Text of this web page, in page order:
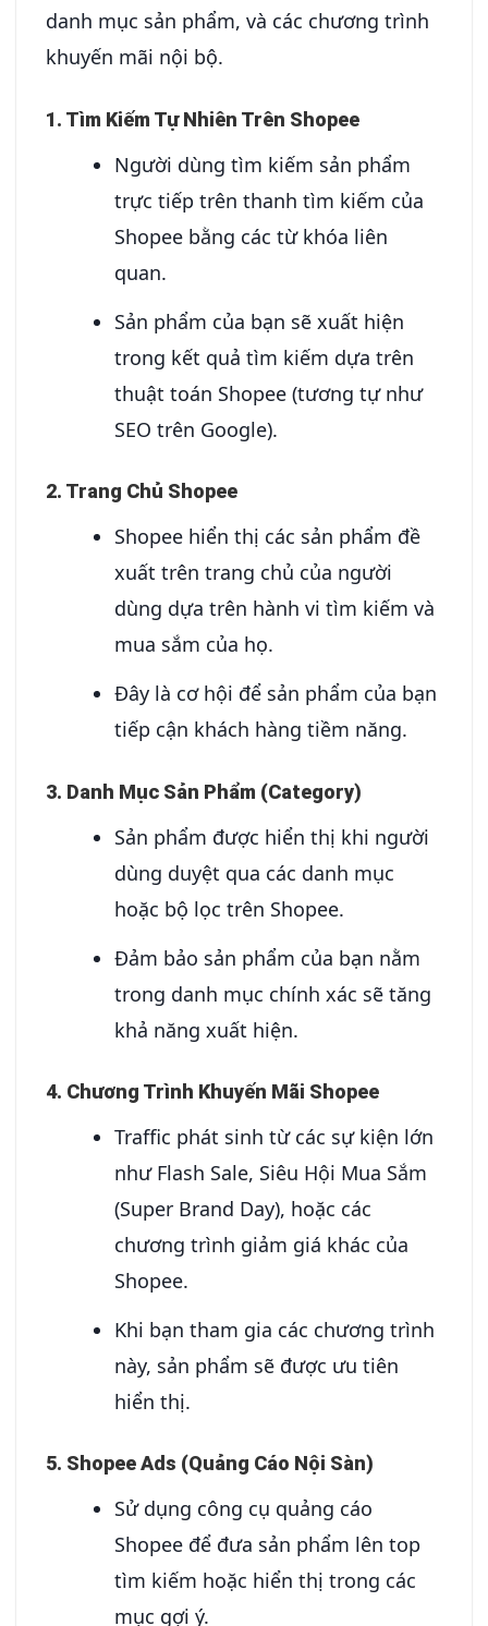
danh mục sản phẩm, và các chương trình
khuyến mãi nội bộ.
1. Tìm Kiếm Tự Nhiên Trên Shopee
Người dùng tìm kiếm sản phẩm
trực tiếp trên thanh tìm kiếm của
Shopee bằng các từ khóa liên
quan.
Sản phẩm của bạn sẽ xuất hiện
trong kết quả tìm kiếm dựa trên
thuật toán Shopee (tương tự như
SEO trên Google).
2. Trang Chủ Shopee
Shopee hiển thị các sản phẩm đề
xuất trên trang chủ của người
dùng dựa trên hành vi tìm kiếm và
mua sắm của họ.
Đây là cơ hội để sản phẩm của bạn
tiếp cận khách hàng tiềm năng.
3. Danh Mục Sản Phẩm (Category)
Sản phẩm được hiển thị khi người
dùng duyệt qua các danh mục
hoặc bộ lọc trên Shopee.
Đảm bảo sản phẩm của bạn nằm
trong danh mục chính xác sẽ tăng
khả năng xuất hiện.
4. Chương Trình Khuyến Mãi Shopee
Traffic phát sinh từ các sự kiện lớn
như Flash Sale, Siêu Hội Mua Sắm
(Super Brand Day), hoặc các
chương trình giảm giá khác của
Shopee.
Khi bạn tham gia các chương trình
này, sản phẩm sẽ được ưu tiên
hiển thị.
5. Shopee Ads (Quảng Cáo Nội Sàn)
Sử dụng công cụ quảng cáo
Shopee để đưa sản phẩm lên top
tìm kiếm hoặc hiển thị trong các
mục gợi ý.